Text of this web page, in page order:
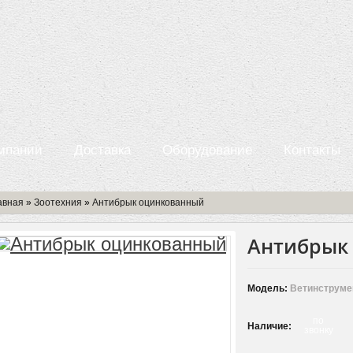
Доставка Оборудование Контакты
» Зоотехния » Антибрык оцинкованный
Модель:
Наличие: